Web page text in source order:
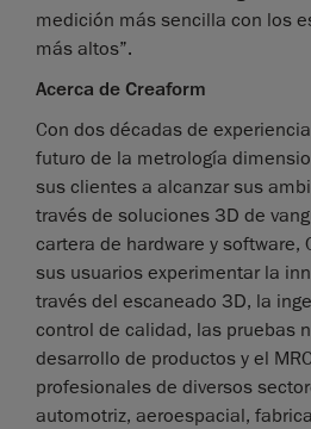
medición más sencilla con los
más altos”.
Acerca de Creaform
Con dos décadas de
futuro de la metrología
sus clientes a alcanzar sus
través de soluciones 3D de
cartera de hardware y software,
sus usuarios experimentar la
través del escaneado 3D, la
control de calidad, las pruebas
desarrollo de productos y el
profesionales de diversos
automotriz, aeroespacial,